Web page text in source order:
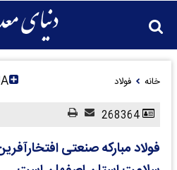
خانه فولاد A
فولاد مبارکه صنعتی